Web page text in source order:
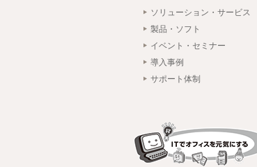
ソリューション・サービス
製品・ソフト
イベント・セミナー
導入事例
サポート体制